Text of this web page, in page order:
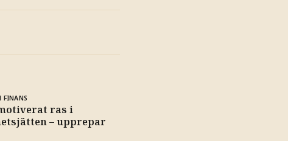
FINANS
ras i
– upprepar